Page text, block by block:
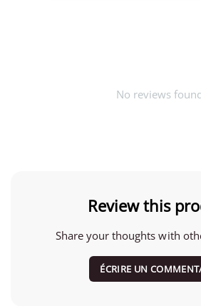
No reviews
Review this
Share your thoughts with
ÉCRIRE UN